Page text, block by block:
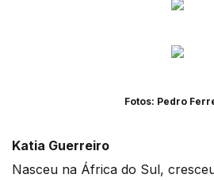
Fotos: Pedro
Katia Guerreiro
Nasceu na África do Sul,